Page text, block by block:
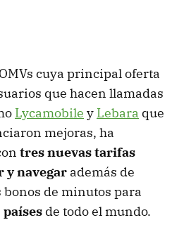
cuya principal oferta
que hacen llamadas
Lycamobile y Lebara que
mejoras, ha
tres nuevas tarifas
y navegar además de
de minutos para
de todo el mundo.